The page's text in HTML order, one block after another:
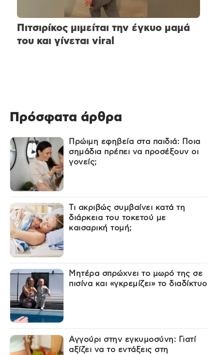
Πιτσιρίκος μιμείται την έγκυο μαμά
του και γίνεται viral
Πρόσφατα άρθρα
Πρώιμη εφηβεία στα παιδιά: Ποια
σημάδια πρέπει να προσέξουν οι
γονείς;
Τι ακριβώς συμβαίνει κατά τη
διάρκεια του τοκετού με
καισαρική τομή;
Μητέρα σπρώχνει το μωρό της σε
πισίνα και «γκρεμίζει» το διαδίκτυο
Αγγούρι στην εγκυμοσύνη: Γιατί
αξίζει να το εντάξεις στη